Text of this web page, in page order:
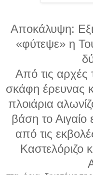
Αποκάλυψη:
«φύτεψε» η
Από τις αρχές
σκάφη έρευνας
πλοιάρια
βάση το
από τις
Καστελόριζο